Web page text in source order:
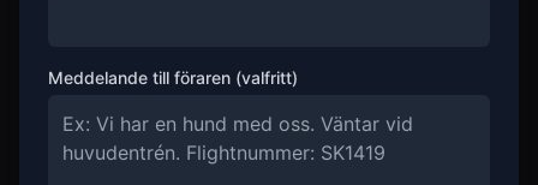
Meddelande till föraren (valfritt)